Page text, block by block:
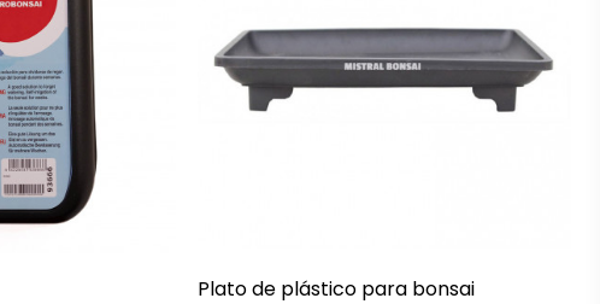
Plato de plástico para bonsai